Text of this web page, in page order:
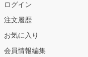
ログイン
注文履歴
お気に入り
会員情報編集